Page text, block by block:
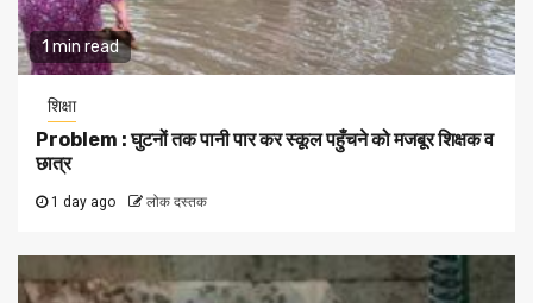
1 min read
शिक्षा
Problem : घुटनों तक पानी पार कर स्कूल पहुँचने को मजबूर शिक्षक व
छात्र
1 day ago लोक दस्तक